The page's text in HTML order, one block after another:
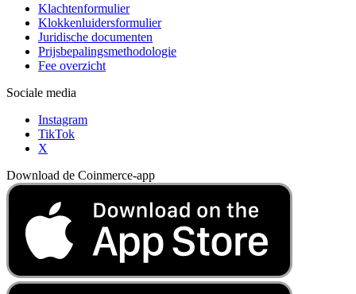
Klachtenformulier
Klokkenluidersformulier
Juridische documenten
Prijsbepalingsmethodologie
Fee overzicht
Sociale media
Instagram
TikTok
X
Download de Coinmerce-app